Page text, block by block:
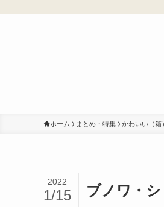
ホーム まとめ・特集 かわいい（箱）
ブノワ・
2022
1/15